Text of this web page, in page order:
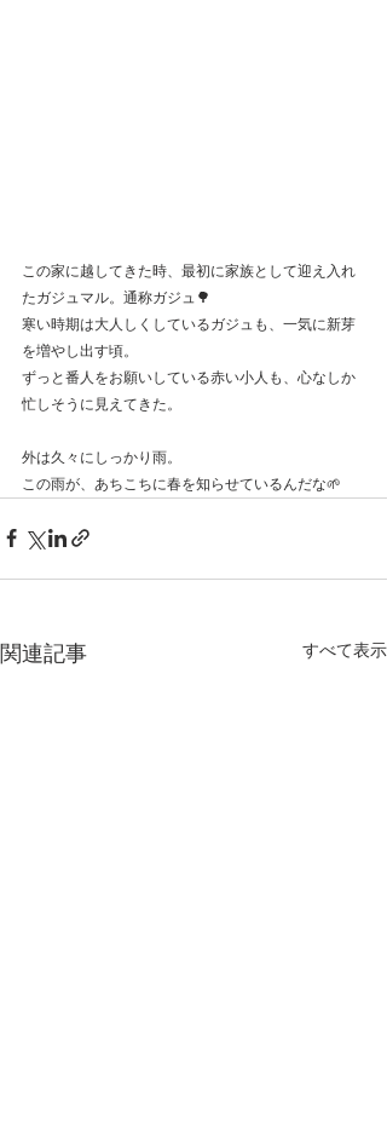
この家に越してきた時、最初に家族として迎え入れ
たガジュマル。通称ガジュ🌳
寒い時期は大人しくしているガジュも、一気に新芽
を増やし出す頃。
ずっと番人をお願いしている赤い小人も、心なしか
忙しそうに見えてきた。
外は久々にしっかり雨。
この雨が、あちこちに春を知らせているんだな🌱
関連記事 すべて表示